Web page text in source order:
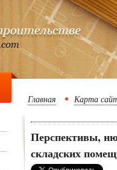
Главная Карта
Перспективы,
складских